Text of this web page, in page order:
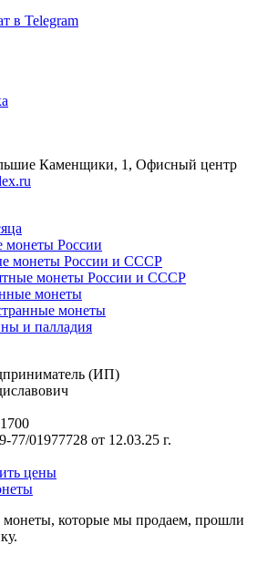
в Telegram
Каменщики, 1, Офисный центр
России
монеты России и СССР
монеты России и СССР
монеты
монеты
и палладия
(ИП)
01977728 от 12.03.25 г.
цены
монеты, которые мы продаем, прошли